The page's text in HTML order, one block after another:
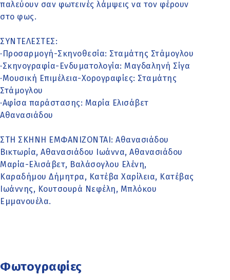
παλεύουν σαν φωτεινές λάμψεις να τον φέρουν
στο φως.
ΣΥΝΤΕΛΕΣΤΕΣ:
·Προσαρμογή-Σκηνοθεσία: Σταμάτης Στάμογλου
·Σκηνογραφία-Ενδυματολογία: Μαγδαληνή Σίγα
·Μουσική Επιμέλεια-Χορογραφίες: Σταμάτης
Στάμογλου
·Αφίσα παράστασης: Μαρία Ελισάβετ
Αθανασιάδου
ΣΤΗ ΣΚΗΝΗ ΕΜΦΑΝΙΖΟΝΤΑΙ: Αθανασιάδου
Βικτωρία, Αθανασιάδου Ιωάννα, Αθανασιάδου
Μαρία-Ελισάβετ, Βαλάσογλου Ελένη,
Καραδήμου Δήμητρα, Κατέβα Χαρίλεια, Κατέβας
Ιωάννης, Κουτσουρά Νεφέλη, Μπλόκου
Εμμανουέλα.
Φωτογραφίες